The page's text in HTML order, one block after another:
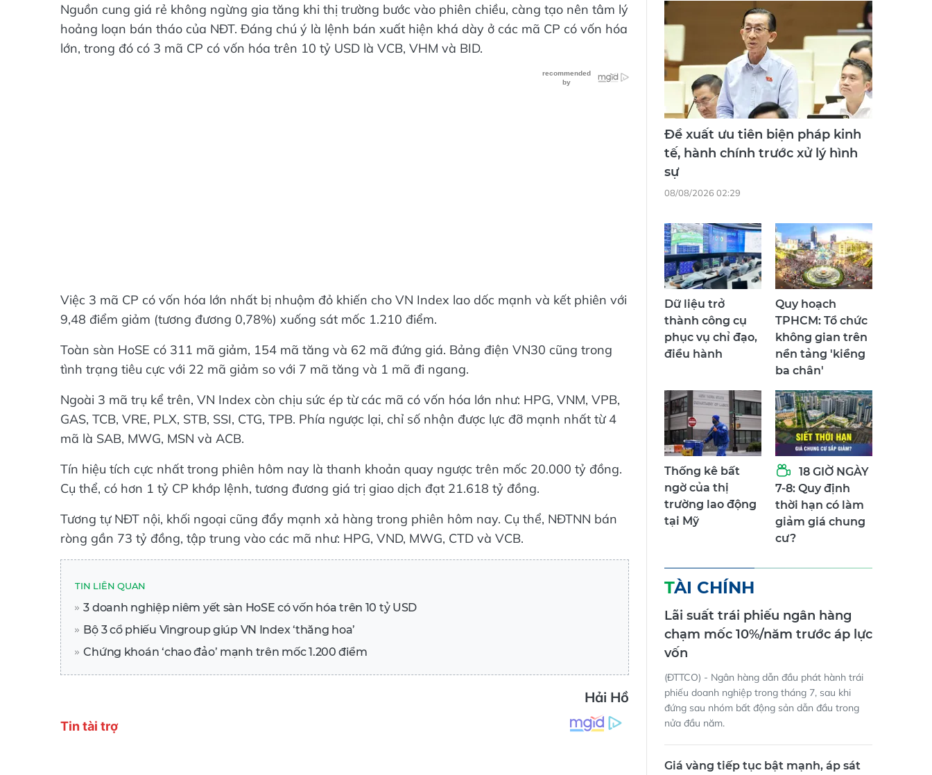
Nguồn cung giá rẻ không ngừng gia tăng khi thị trường bước vào phiên chiều, càng tạo nên tâm lý
hoảng loạn bán tháo của NĐT. Đáng chú ý là lệnh bán xuất hiện khá dày ở các mã CP có vốn hóa
lớn, trong đó có 3 mã CP có vốn hóa trên 10 tỷ USD là VCB, VHM và BID.
Việc 3 mã CP có vốn hóa lớn nhất bị nhuộm đỏ khiến cho VN Index lao dốc mạnh và kết phiên với
9,48 điểm giảm (tương đương 0,78%) xuống sát mốc 1.210 điểm.
Toàn sàn HoSE có 311 mã giảm, 154 mã tăng và 62 mã đứng giá. Bảng điện VN30 cũng trong
tình trạng tiêu cực với 22 mã giảm so với 7 mã tăng và 1 mã đi ngang.
Ngoài 3 mã trụ kể trên, VN Index còn chịu sức ép từ các mã có vốn hóa lớn như: HPG, VNM, VPB,
GAS, TCB, VRE, PLX, STB, SSI, CTG, TPB. Phía ngược lại, chỉ số nhận được lực đỡ mạnh nhất từ 4
mã là SAB, MWG, MSN và ACB.
Tín hiệu tích cực nhất trong phiên hôm nay là thanh khoản quay ngược trên mốc 20.000 tỷ đồng.
Cụ thể, có hơn 1 tỷ CP khớp lệnh, tương đương giá trị giao dịch đạt 21.618 tỷ đồng.
Tương tự NĐT nội, khối ngoại cũng đẩy mạnh xả hàng trong phiên hôm nay. Cụ thể, NĐTNN bán
ròng gần 73 tỷ đồng, tập trung vào các mã như: HPG, VND, MWG, CTD và VCB.
TIN LIÊN QUAN
3 doanh nghiệp niêm yết sàn HoSE có vốn hóa trên 10 tỷ USD
Bộ 3 cổ phiếu Vingroup giúp VN Index ‘thăng hoa’
Chứng khoán ‘chao đảo’ mạnh trên mốc 1.200 điểm
Hải Hồ
Đề xuất ưu tiên biện pháp kinh
tế, hành chính trước xử lý hình
sự
08/08/2026 02:29
Dữ liệu trở
thành công cụ
phục vụ chỉ đạo,
điều hành
Quy hoạch
TPHCM: Tổ chức
không gian trên
nền tảng 'kiềng
ba chân'
Thống kê bất
ngờ của thị
trường lao động
tại Mỹ
18 GIỜ NGÀY
7-8: Quy định
thời hạn có làm
giảm giá chung
cư?
TÀI CHÍNH
Lãi suất trái phiếu ngân hàng
chạm mốc 10%/năm trước áp lực
vốn
(ĐTTCO) - Ngân hàng dẫn đầu phát hành trái
phiếu doanh nghiệp trong tháng 7, sau khi
đứng sau nhóm bất động sản dẫn đầu trong
nửa đầu năm.
Giá vàng tiếp tục bật mạnh, áp sát